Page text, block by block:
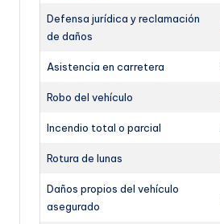
Defensa jurídica y reclamación
de daños
Asistencia en carretera
Robo del vehículo
Incendio total o parcial
Rotura de lunas
Daños propios del vehículo
asegurado